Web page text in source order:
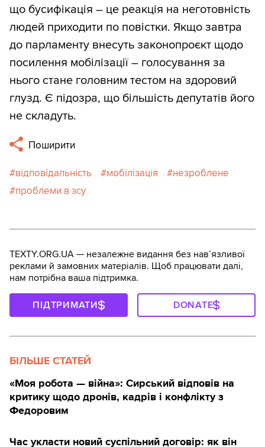
що бусифікація – це реакція на неготовність
людей приходити по повістки. Якщо завтра
до парламенту внесуть законопроєкт щодо
посилення мобілізації – голосування за
нього стане головним тестом на здоровий
глузд. Є підозра, що більшість депутатів його
не складуть.
Поширити
відповідальність мобілізація
незроблене
проблеми в зсу
TEXTY.ORG.UA — незалежне видання без навʼязливої
реклами й замовних матеріалів. Щоб працювати далі,
нам потрібна ваша підтримка.
ПІДТРИМАТИ DONATE
БІЛЬШЕ СТАТЕЙ
«Моя робота — війна»: Сирський відповів на
критику щодо дронів, кадрів і конфлікту з
Федоровим
Час укласти новий суспільний договір: як він